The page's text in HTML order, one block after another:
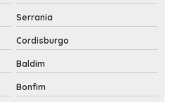
Serrania
Cordisburgo
Baldim
Bonfim